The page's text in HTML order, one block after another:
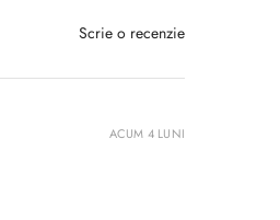
Scrie o recenzie
ACUM 4 LUNI